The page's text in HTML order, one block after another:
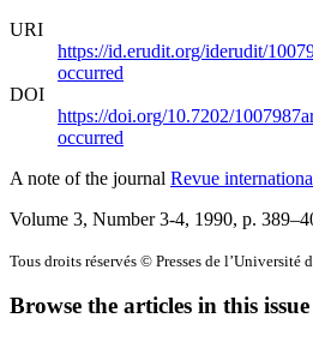
URI
https://id.erudit.org/iderudit/
occurred
DOI
https://doi.org/10.7202/
occurred
A note of the journal Revue
Volume 3, Number 3-4, 1990, p.
Tous droits réservés © Presses de l’Université
Browse the articles in this issue